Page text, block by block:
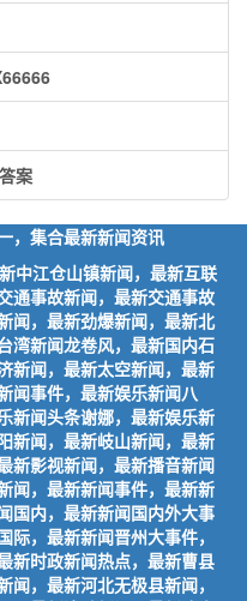
案
，集合最新新闻资讯
中江仓山镇新闻，最新互联
通事故新闻，最新交通事故
闻，最新劲爆新闻，最新北
湾新闻龙卷风，最新国内石
新闻，最新太空新闻，最新
闻事件，最新娱乐新闻八
新闻头条谢娜，最新娱乐新
新闻，最新岐山新闻，最新
新影视新闻，最新播音新闻
闻，最新新闻事件，最新新
国内，最新新闻国内外大事
，最新新闻晋州大事件，
新时政新闻热点，最新曹县
，最新河北无极县新闻，